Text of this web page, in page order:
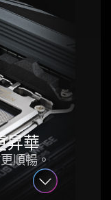
昇華
順暢。